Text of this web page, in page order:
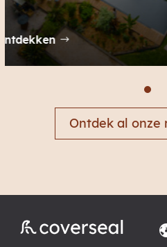
Ontdekken
Ontdek al onze